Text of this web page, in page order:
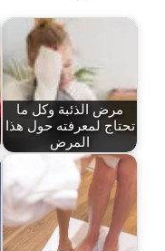
مرض الذئبة وكل ما
تحتاج لمعرفته حول هذا
المرض